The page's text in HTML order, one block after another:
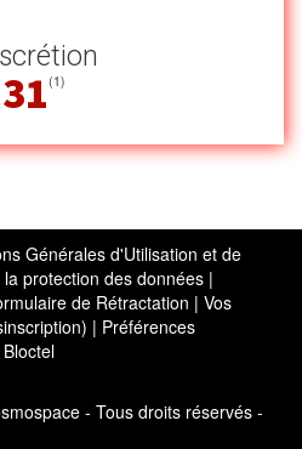
(1)
Générales d'Utilisation et de
protection des données |
de Rétractation | Vos
| Préférences
Bloctel
- Tous droits réservés -